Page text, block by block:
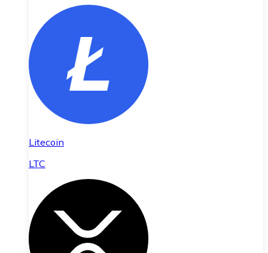
Litecoin
LTC